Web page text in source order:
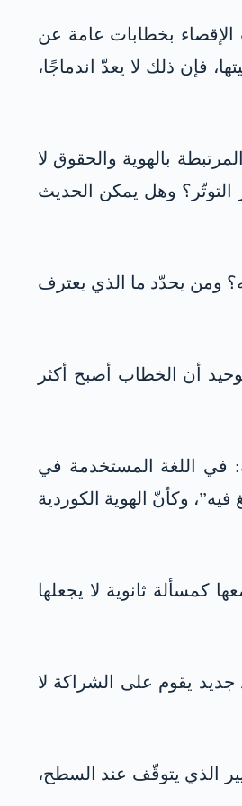
بخطابات عامة عن
فإن ذلك لا يعدّ اندماجًا،
بالهوية والحقوق لا
التوتّر؟ وهل يمكن الحديث
ومن يحدّد ما الذي يعترف
أن الخطاب أصبح أكثر
في اللغة المستخدمة في
وكأنّ الهوية الكوردية
كمسألة ثانوية لا يجعلها
جديد يقوم على الشراكة لا
الذي يتوقّف عند السطح،